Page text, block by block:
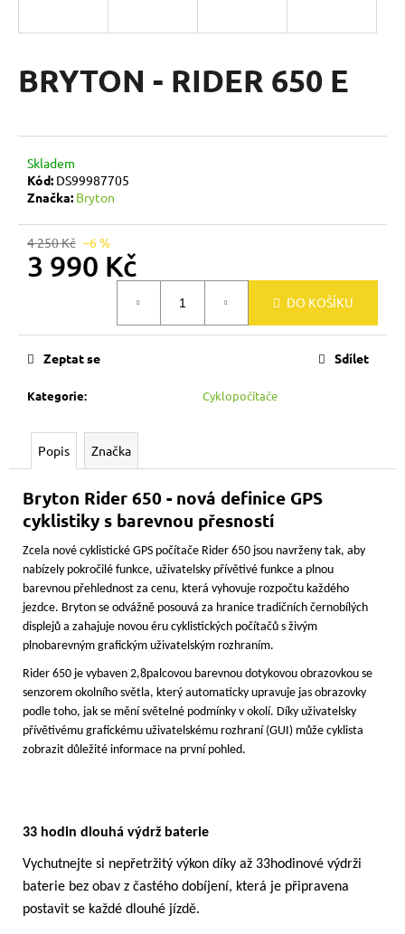
BRYTON - RIDER 650 E
Skladem
Kód: DS99987705
Značka: Bryton
4 250 Kč –6 %
3 990 Kč
DO KOŠÍKU
Kategorie: Cyklopočítače
Zeptat se Sdílet
Popis Značka
Bryton Rider 650 - nová definice GPS
cyklistiky s barevnou přesností
Zcela nové cyklistické GPS počítače Rider 650 jsou navrženy tak, aby
nabízely pokročilé funkce, uživatelsky přívětivé funkce a plnou
barevnou přehlednost za cenu, která vyhovuje rozpočtu každého
jezdce. Bryton se odvážně posouvá za hranice tradičních černobílých
displejů a zahajuje novou éru cyklistických počítačů s živým
plnobarevným grafickým uživatelským rozhraním.
Rider 650 je vybaven 2,8palcovou barevnou dotykovou obrazovkou se
senzorem okolního světla, který automaticky upravuje jas obrazovky
podle toho, jak se mění světelné podmínky v okolí. Díky uživatelsky
přívětivému grafickému uživatelskému rozhraní (GUI) může cyklista
zobrazit důležité informace na první pohled.
33 hodin dlouhá výdrž baterie
Vychutnejte si nepřetržitý výkon díky až 33hodinové výdrži
baterie bez obav z častého dobíjení, která je připravena
postavit se každé dlouhé jízdě.
í
t
p
o
u
e
m
e
BRYTON
RIDER
17
1
650
Původně:
1
750
Kč